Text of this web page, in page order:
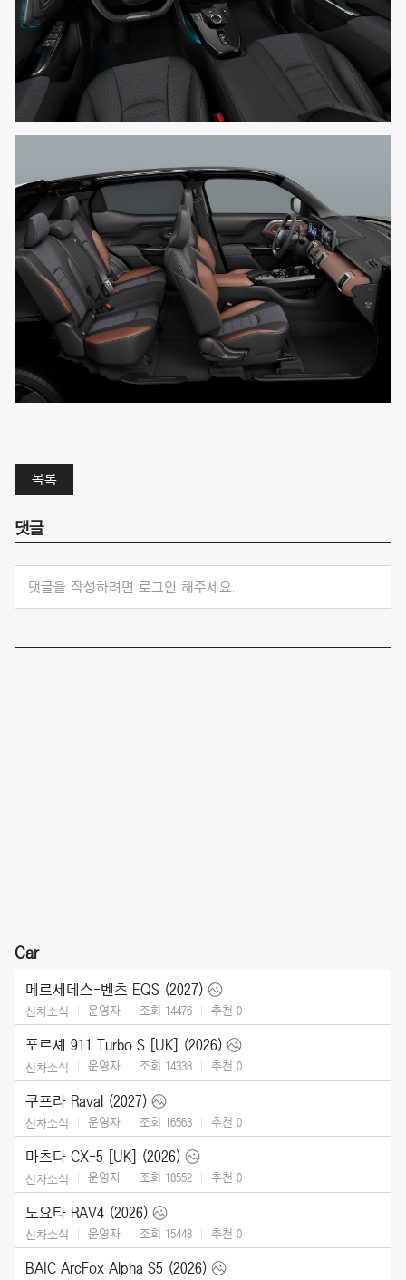
목록
댓글
댓글을 작성하려면 로그인 해주세요.
Car
메르세데스-벤츠 EQS (2027)
신차소식 운영자 조회 14476 추천 0
포르셰 911 Turbo S [UK] (2026)
신차소식 운영자 조회 14338 추천 0
쿠프라 Raval (2027)
신차소식 운영자 조회 16563 추천 0
마츠다 CX-5 [UK] (2026)
신차소식 운영자 조회 18552 추천 0
도요타 RAV4 (2026)
신차소식 운영자 조회 15448 추천 0
BAIC ArcFox Alpha S5 (2026)